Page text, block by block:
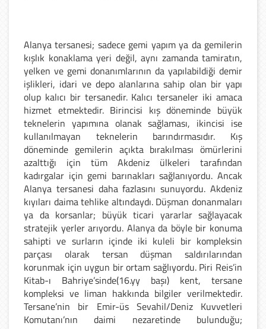
Alanya tersanesi; sadece gemi yapım ya da gemilerin
kışlık konaklama yeri değil, aynı zamanda tamiratın,
yelken ve gemi donanımlarının da yapılabildiği demir
işlikleri, idari ve depo alanlarına sahip olan bir yapı
olup kalıcı bir tersanedir. Kalıcı tersaneler iki amaca
hizmet etmektedir. Birincisi kış döneminde büyük
teknelerin yapımına olanak sağlaması, ikincisi ise
kullanılmayan teknelerin barındırmasıdır. Kış
döneminde gemilerin açıkta bırakılması ömürlerini
azalttığı için tüm Akdeniz ülkeleri tarafından
kadırgalar için gemi barınakları sağlanıyordu. Ancak
Alanya tersanesi daha fazlasını sunuyordu. Akdeniz
kıyıları daima tehlike altındaydı. Düşman donanmaları
ya da korsanlar; büyük ticari yararlar sağlayacak
stratejik yerler arıyordu. Alanya da böyle bir konuma
sahipti ve surların içinde iki kuleli bir kompleksin
parçası olarak tersan düşman saldırılarından
korunmak için uygun bir ortam sağlıyordu. Piri Reis’in
Kitab-ı Bahriye’sinde(16.yy başı) kent, tersane
kompleksi ve liman hakkında bilgiler verilmektedir.
Tersane’nin bir Emir-üs Sevahil/Deniz Kuvvetleri
Komutanı’nın daimi nezaretinde bulunduğu;